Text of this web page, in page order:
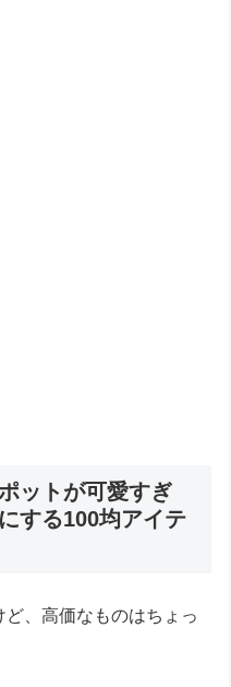
ットが可愛すぎ
する100均アイテ
ど、高価なものはちょっ